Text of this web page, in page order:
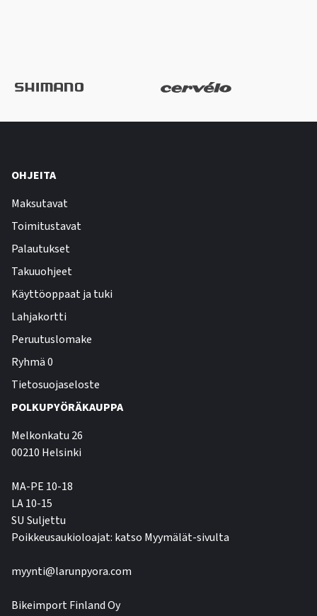
OHJEITA
Maksutavat
Toimitustavat
Palautukset
Takuuohjeet
Käyttöoppaat ja tuki
Lahjakortti
Peruutuslomake
Ryhmä 0
Tietosuojaseloste
POLKUPYÖRÄKAUPPA
Melkonkatu 26
00210 Helsinki
MA-PE 10-18
LA 10-15
SU Suljettu
Poikkeusaukioloajat: katso Myymälät-sivulta
myynti@larunpyora.com
Bikeimport Finland Oy